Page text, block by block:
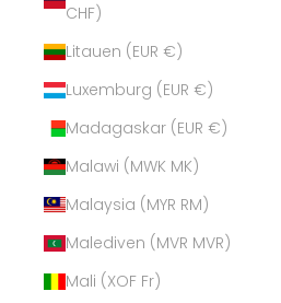
CHF)
Litauen (EUR €)
Luxemburg (EUR €)
Madagaskar (EUR €)
Malawi (MWK MK)
Malaysia (MYR RM)
Malediven (MVR MVR)
Mali (XOF Fr)